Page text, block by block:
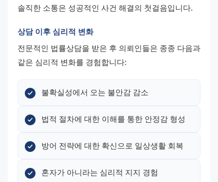
솔직한 소통은 성공적인 사건 해결의 첫걸음입니다.
상담 이후 심리적 변화
전문적인 법률상담을 받은 후 의뢰인들은 종종 다음과
같은 심리적 변화를 경험합니다:
불확실성에서 오는 불안감 감소
법적 절차에 대한 이해를 통한 안정감 형성
방어 전략에 대한 확신으로 일상생활 회복
혼자가 아니라는 심리적 지지 경험